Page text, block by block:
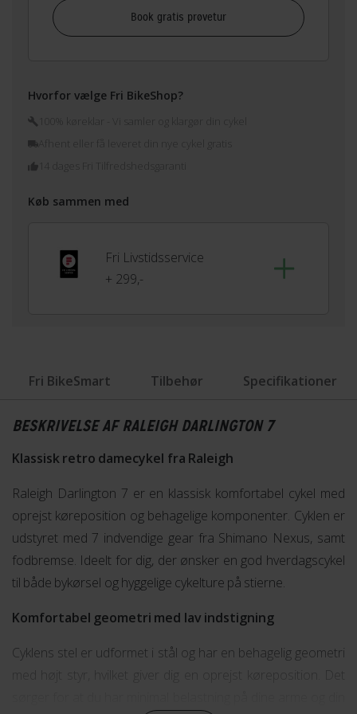
Book gratis prøvetur
Hvorfor vælge Fri BikeShop?
100% køreklar - Vi samler og klargør din cykel
14 dages Fri Tilfredshedsgaranti
Køb sammen med
Fri Livstidsservice
+ 299,-
Fri BikeSmart Tilbehør Specifikationer
BESKRIVELSE AF RALEIGH DARLINGTON 7
Klassisk retro damecykel fra Raleigh
Raleigh Darlington 7 er en klassisk komfortabel cykel med
oprejst køreposition og behagelige komponenter. Cyklen er
udstyret med 7 indvendige gear fra Shimano Nexus, samt
fodbremse. Ideelt for dig, der ønsker en god hverdagscykel
til både bykørsel og hyggelige cykelture på stierne.
Komfortabel geometri med lav indstigning
Cyklens stel er udformet i stål og har en behagelig geometri
med højt styr, hvilket giver dig en oprejst køreposition. Det